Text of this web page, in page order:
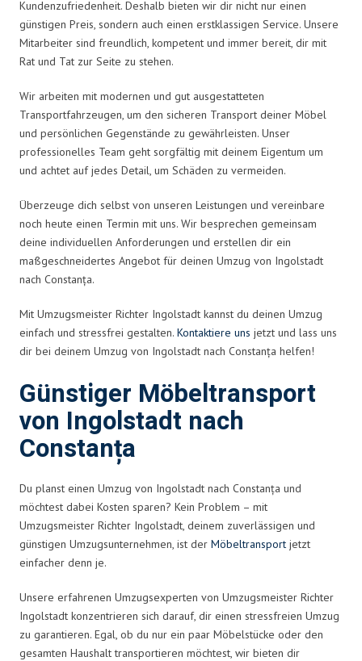
Kundenzufriedenheit. Deshalb bieten wir dir nicht nur einen
günstigen Preis, sondern auch einen erstklassigen Service. Unsere
Mitarbeiter sind freundlich, kompetent und immer bereit, dir mit
Rat und Tat zur Seite zu stehen.
Wir arbeiten mit modernen und gut ausgestatteten
Transportfahrzeugen, um den sicheren Transport deiner Möbel
und persönlichen Gegenstände zu gewährleisten. Unser
professionelles Team geht sorgfältig mit deinem Eigentum um
und achtet auf jedes Detail, um Schäden zu vermeiden.
Überzeuge dich selbst von unseren Leistungen und vereinbare
noch heute einen Termin mit uns. Wir besprechen gemeinsam
deine individuellen Anforderungen und erstellen dir ein
maßgeschneidertes Angebot für deinen Umzug von Ingolstadt
nach Constanța.
Mit Umzugsmeister Richter Ingolstadt kannst du deinen Umzug
einfach und stressfrei gestalten. Kontaktiere uns jetzt und lass uns
dir bei deinem Umzug von Ingolstadt nach Constanța helfen!
Günstiger Möbeltransport
von Ingolstadt nach
Constanța
Du planst einen Umzug von Ingolstadt nach Constanța und
möchtest dabei Kosten sparen? Kein Problem – mit
Umzugsmeister Richter Ingolstadt, deinem zuverlässigen und
günstigen Umzugsunternehmen, ist der Möbeltransport jetzt
einfacher denn je.
Unsere erfahrenen Umzugsexperten von Umzugsmeister Richter
Ingolstadt konzentrieren sich darauf, dir einen stressfreien Umzug
zu garantieren. Egal, ob du nur ein paar Möbelstücke oder den
gesamten Haushalt transportieren möchtest, wir bieten dir